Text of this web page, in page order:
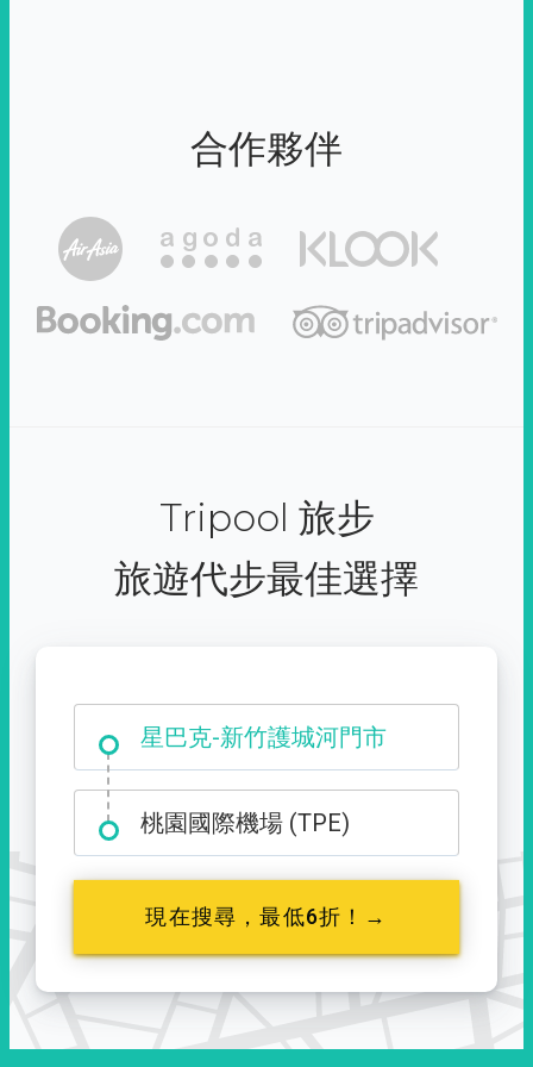
合作夥伴
Tripool 旅步
旅遊代步最佳選擇
星巴克-新竹護城河門市
大霸尖山登山口
桃園國際機場 (TPE)
現在搜尋，最低6折！→